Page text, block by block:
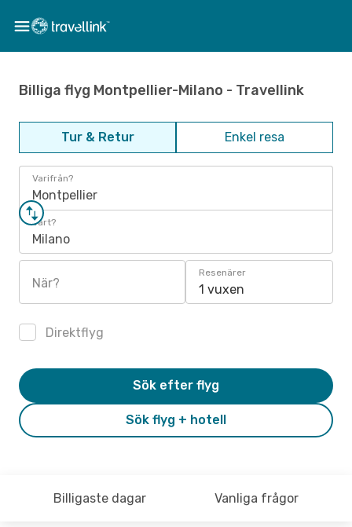
Billiga flyg Montpellier-Milano - Travellink
Tur & Retur Enkel resa
Varifrån?
Montpellier
Vart?
Milano
När?
Resenärer
1 vuxen
Direktflyg
Sök flyg + hotell
Sök efter flyg
Billigaste dagar Vanliga frågor